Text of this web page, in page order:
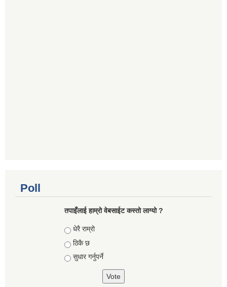
Poll
तपाइँलाई हाम्रो वेबसाईट कस्तो लाग्यो ?
Choices
धेरै राम्रो
ठिकै छ
सुधार गर्नुपर्ने